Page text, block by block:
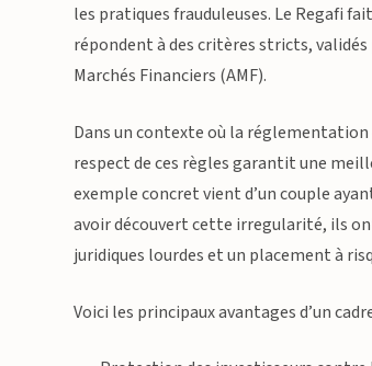
les pratiques frauduleuses. Le Regafi
répondent à des critères stricts,
Marchés Financiers (AMF).
Dans un contexte où la
respect de ces règles garantit une
exemple concret vient d’un couple
avoir découvert cette irregularité, ils
juridiques lourdes et un placement à
Voici les principaux avantages d’un